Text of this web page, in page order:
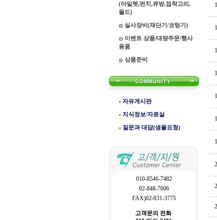
(아일렛,펀치,큐방,접착고리,
몰드)
실사장비(재단기/코팅기)
이벤트 상품/대량주문/행사
용품
상품준비
자유게시판
지식정보/자료실
질문과 대답(샘플요청)
010-8546-7482
02-848-7606
FAX)02-831-3775
고객문의 전화